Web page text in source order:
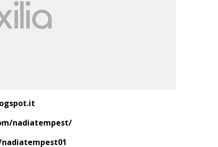
nadiatempest/